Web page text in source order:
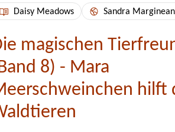
Daisy Meadows Sandra
magischen
8) - Mara
hilft